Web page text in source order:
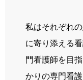
私はそれぞれ
に寄り添える
門看護師を目
かりの専門看